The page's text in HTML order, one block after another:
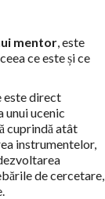
mentor, este
ce este și ce
este direct
unui ucenic
cuprindă atât
instrumentelor,
de cercetare,